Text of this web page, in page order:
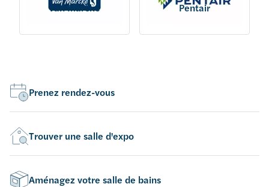
Van Marcke Pentair
Prenez rendez-vous
Trouver une salle d'expo
Aménagez votre salle de bains